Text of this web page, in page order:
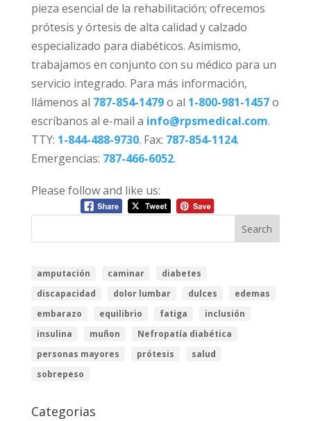
pieza esencial de la rehabilitación; ofrecemos
prótesis y órtesis de alta calidad y calzado
especializado para diabéticos. Asimismo,
trabajamos en conjunto con su médico para un
servicio integrado. Para más información,
llámenos al 787-854-1479o al 1-800-981-1457o
escríbanos al e-mail a info@rpsmedical.com.
TTY: 1-844-488-9730. Fax: 787-854-1124.
Emergencias: 787-466-6052.
Please follow and like us:
amputación caminar
diabetes
discapacidad
dolor lumbar dulces
edemas
embarazo
equilibrio fatiga
inclusión
insulina
muñon
Nefropatía diabética
personas mayores
prótesis
salud
sobrepeso
Categorias